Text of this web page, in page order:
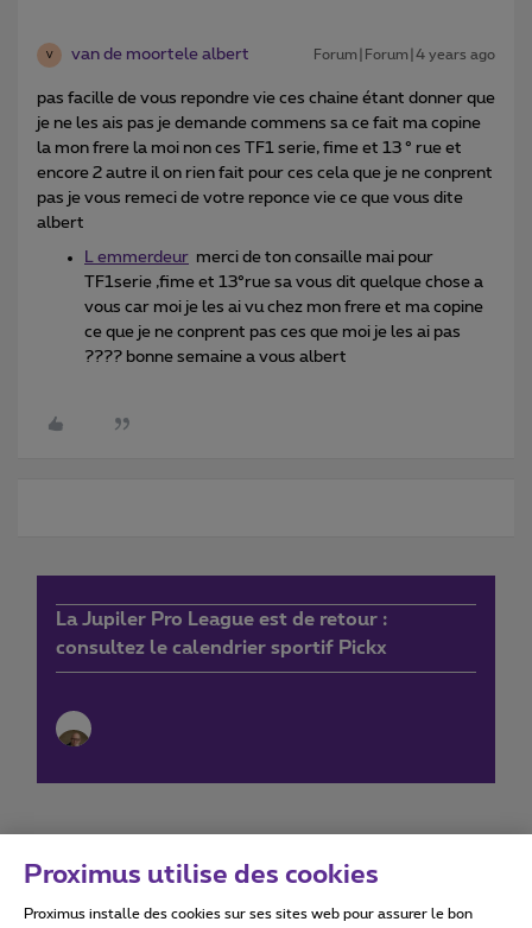
V van de moortele albert Forum|Forum|4 years ago
pas facille de vous repondre vie ces chaine étant donner que
je ne les ais pas je demande commens sa ce fait ma copine
la mon frere la moi non ces TF1 serie, fime et 13 ° rue et
encore 2 autre il on rien fait pour ces cela que je ne conprent
pas je vous remeci de votre reponce vie ce que vous dite
albert
L emmerdeur merci de ton consaille mai pour
TF1serie ,fime et 13°rue sa vous dit quelque chose a
vous car moi je les ai vu chez mon frere et ma copine
ce que je ne conprent pas ces que moi je les ai pas
???? bonne semaine a vous albert
La Jupiler Pro League est de retour :
consultez le calendrier sportif Pickx
Proximus utilise des cookies
Proximus installe des cookies sur ses sites web pour assurer le bon